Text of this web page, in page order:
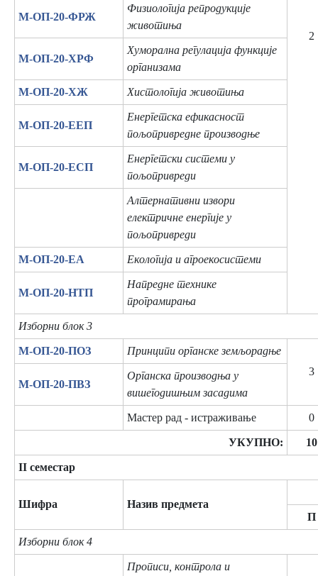
2
М-ОП-20-ФРЖ
Физиологија репродукције
животиња
М-ОП-20-ХРФ
Хуморална регулација функције
организама
М-ОП-20-ХЖ Хистологија животиња
М-ОП-20-ЕЕП
Енергетска ефикасност
пољопривредне производње
М-ОП-20-ЕСП
Енергетски системи у
пољопривреди
Алтернативни извори
електричне енергије у
пољопривреди
М-ОП-20-ЕА Екологија и агроекосистеми
М-ОП-20-НТП
Напредне технике
програмирања
Изборни блок 3
М-ОП-20-ПОЗ
Принципи органске земљорадње
3
М-ОП-20-ПВЗ
Органска производња у
вишегодишњим засадима
Мастер рад - истраживање 0
УКУПНО: 10
II семестар
Шифра
Назив предмета
П
Изборни блок 4
Прописи, контрола и